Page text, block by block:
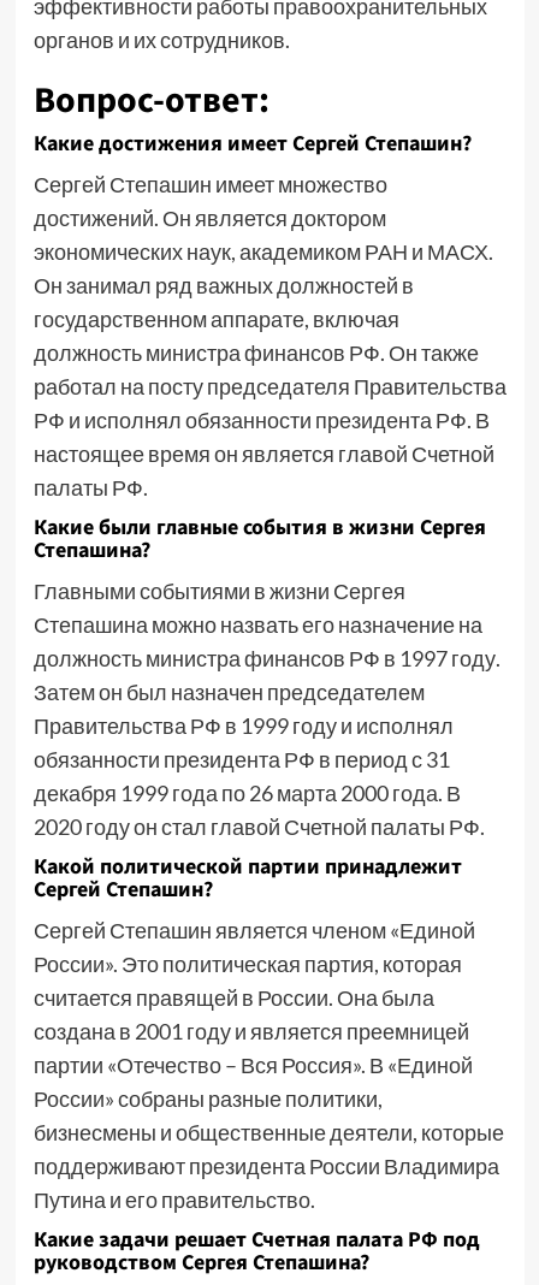
эффективности работы правоохранительных
органов и их сотрудников.
Вопрос-ответ:
Какие достижения имеет Сергей Степашин?
Сергей Степашин имеет множество
достижений. Он является доктором
экономических наук, академиком РАН и МАСХ.
Он занимал ряд важных должностей в
государственном аппарате, включая
должность министра финансов РФ. Он также
работал на посту председателя Правительства
РФ и исполнял обязанности президента РФ. В
настоящее время он является главой Счетной
палаты РФ.
Какие были главные события в жизни Сергея
Степашина?
Главными событиями в жизни Сергея
Степашина можно назвать его назначение на
должность министра финансов РФ в 1997 году.
Затем он был назначен председателем
Правительства РФ в 1999 году и исполнял
обязанности президента РФ в период с 31
декабря 1999 года по 26 марта 2000 года. В
2020 году он стал главой Счетной палаты РФ.
Какой политической партии принадлежит
Сергей Степашин?
Сергей Степашин является членом «Единой
России». Это политическая партия, которая
считается правящей в России. Она была
создана в 2001 году и является преемницей
партии «Отечество – Вся Россия». В «Единой
России» собраны разные политики,
бизнесмены и общественные деятели, которые
поддерживают президента России Владимира
Путина и его правительство.
Какие задачи решает Счетная палата РФ под
руководством Сергея Степашина?